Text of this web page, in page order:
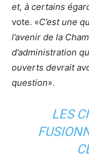
et, à certains
vote. «C’est une
l’avenir de la
d’administration
ouverts devrait
question».
LES